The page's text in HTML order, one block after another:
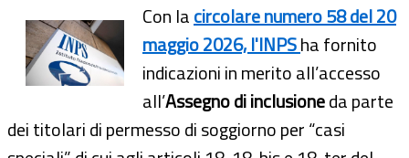
Con lacircolare numero 58 del 20
maggio 2026, l'INPSha fornito
indicazioni in merito all’accesso
all’Assegno di inclusioneda parte
dei titolari di permesso di soggiorno per “casi